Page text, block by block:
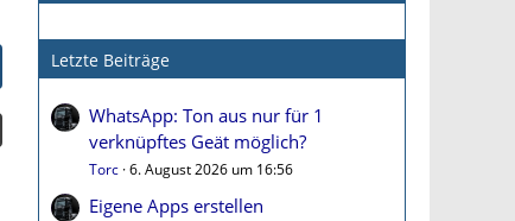
Letzte Beiträge
WhatsApp: Ton aus nur für 1
verknüpftes Geät möglich?
Torc 6. August 2026 um 16:56
Eigene Apps erstellen